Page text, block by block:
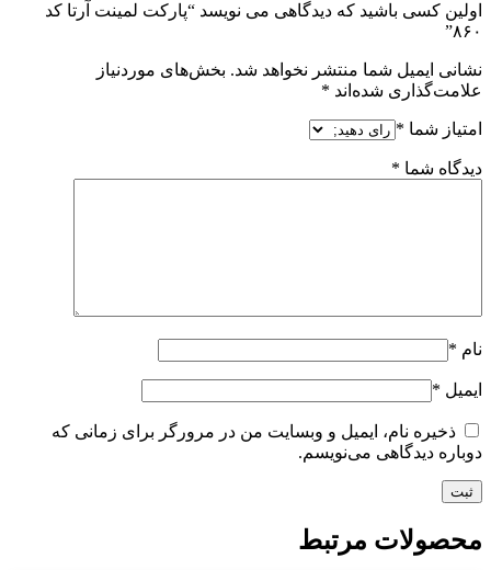
اولین کسی باشید که دیدگاهی می نویسد “پارکت لمینت آرتا کد
۸۶۰”
نشانی ایمیل شما منتشر نخواهد شد. بخش‌های موردنیاز
علامت‌گذاری شده‌اند *
امتیاز شما *
دیدگاه شما *
نام *
ایمیل *
ذخیره نام، ایمیل و وبسایت من در مرورگر برای زمانی که
دوباره دیدگاهی می‌نویسم.
محصولات مرتبط